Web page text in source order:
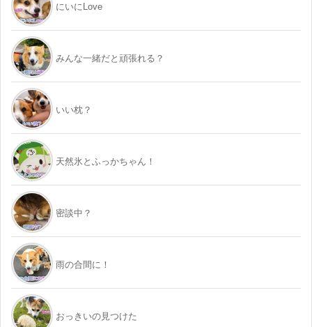
にいにLove
みんな一緒だと頑張れる？
いい枕？
天然氷とふっかちゃん！
密談中？
雨の合間に！
おっきいの見つけた